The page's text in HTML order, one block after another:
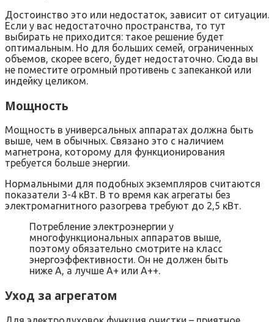
Достоинство это или недостаток, зависит от ситуации.
Если у вас недостаточно пространства, то тут
выбирать не приходится: такое решение будет
оптимальным. Но для больших семей, ограниченных
объемов, скорее всего, будет недостаточно. Сюда вы
не поместите огромный противень с запеканкой или
индейку целиком.
Мощность
Мощность в универсальных аппаратах должна быть
выше, чем в обычных. Связано это с наличием
магнетрона, которому для функционирования
требуется больше энергии.
Нормальными для подобных экземпляров считаются
показатели 3-4 кВт. В то время как агрегаты без
электромагнитного разогрева требуют до 2,5 кВт.
Потребление электроэнергии у
многофункциональных аппаратов выше,
поэтому обязательно смотрите на класс
энергоэффективности. Он не должен быть
ниже A, а лучше A+ или A++.
Уход за агрегатом